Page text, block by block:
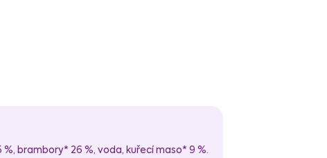
%, brambory* 26 %, voda, kuřecí maso* 9 %.